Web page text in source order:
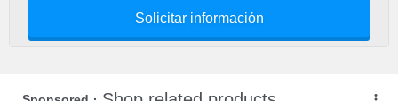
Solicitar información